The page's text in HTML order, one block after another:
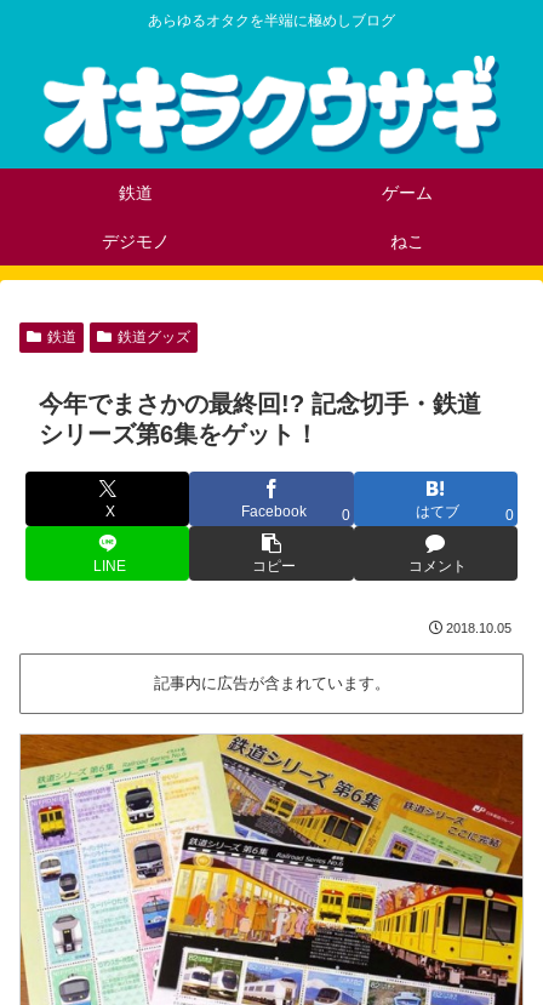
あらゆるオタクを半端に極めしブログ
鉄道 ゲーム
デジモノ ねこ
鉄道 鉄道グッズ
今年でまさかの最終回!? 記念切手・鉄道
シリーズ第6集をゲット！
X Facebook 0 はてブ 0
LINE コピー コメント
2018.10.05
記事内に広告が含まれています。